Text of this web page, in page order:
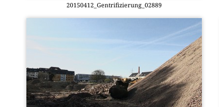
20150412_Gentrifizierung_02889